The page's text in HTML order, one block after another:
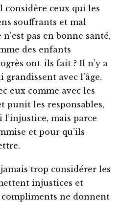
considère ceux qui les
souffrants et mal
pas en bonne santé,
des enfants
ont-ils fait ? Il n’y a
avec l’âge.
eux comme avec les
punit les responsables,
mais parce
et pour qu’ils
trop considérer les
injustices et
ne donnent